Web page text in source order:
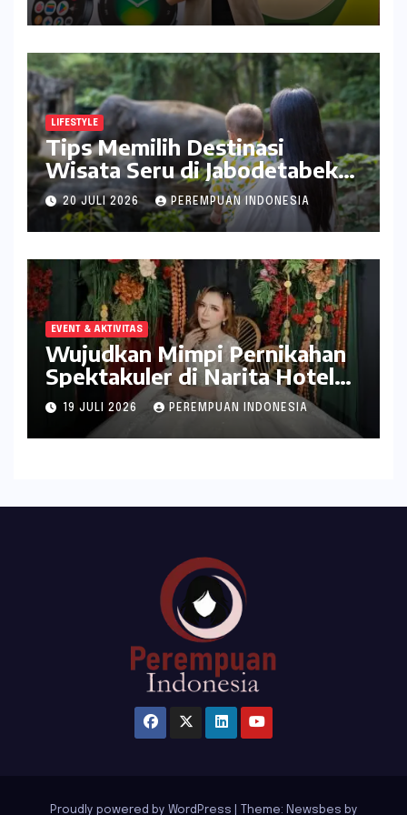
LIFESTYLE
Tips Memilih Destinasi
Wisata Seru di Jabodetabek
ala inDrive
20 JULI 2026 PEREMPUAN INDONESIA
EVENT & AKTIVITAS
Wujudkan Mimpi Pernikahan
Spektakuler di Narita Hotel
Surabaya
19 JULI 2026 PEREMPUAN INDONESIA
Proudly powered by WordPress Theme: Newsbes by